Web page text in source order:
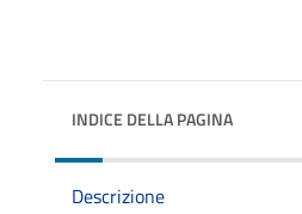
INDICE DELLA PAGINA
Descrizione